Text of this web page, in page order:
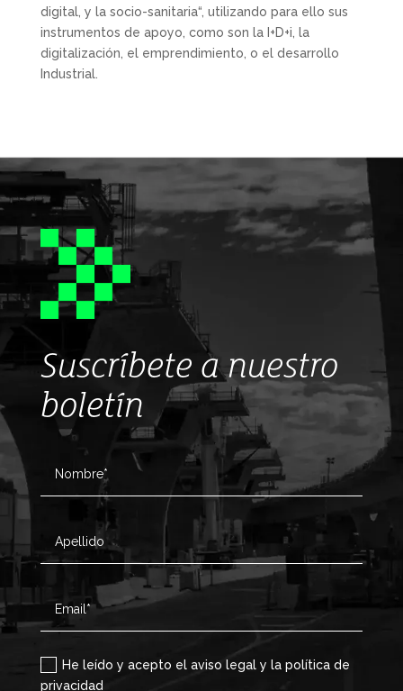
digital, y la socio-sanitaria“, utilizando para ello sus
instrumentos de apoyo, como son la I+D+i, la
digitalización, el emprendimiento, o el desarrollo
Industrial.
Suscríbete a nuestro
boletín
He leído y acepto el aviso legal y la política de
privacidad